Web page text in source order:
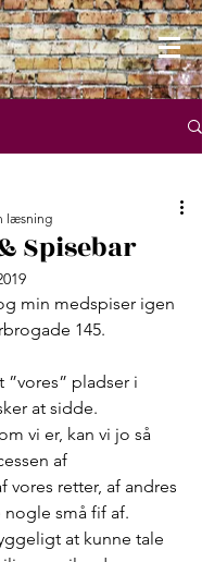
Spisebar
læsning
min medspiser igen
145.
”vores” pladser i
at sidde.
vi er, kan vi jo så
af
vores retter, af andres
små fif af.
at kunne tale